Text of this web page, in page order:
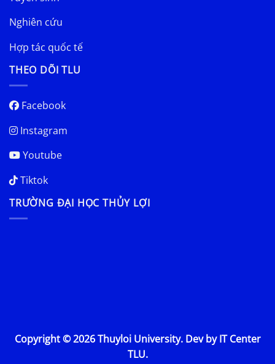
Nghiên cứu
Hợp tác quốc tế
THEO DÕI TLU
Facebook
Instagram
Youtube
Tiktok
TRƯỜNG ĐẠI HỌC THỦY LỢI
Copyright © 2026 Thuyloi University. Dev by IT Center
TLU.